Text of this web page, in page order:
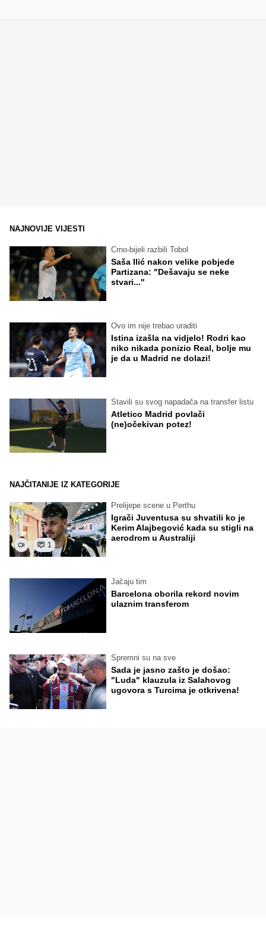
NAJNOVIJE VIJESTI
Crno-bijeli razbili Tobol
Saša Ilić nakon velike pobjede
Partizana: "Dešavaju se neke
stvari..."
Ovo im nije trebao uraditi
Istina izašla na vidjelo! Rodri kao
niko nikada ponizio Real, bolje mu
je da u Madrid ne dolazi!
Stavili su svog napadača na transfer listu
Atletico Madrid povlači
(ne)očekivan potez!
NAJČITANIJE IZ KATEGORIJE
1
Prelijepe scene u Perthu
Igrači Juventusa su shvatili ko je
Kerim Alajbegović kada su stigli na
aerodrom u Australiji
Jačaju tim
Barcelona oborila rekord novim
ulaznim transferom
Spremni su na sve
Sada je jasno zašto je došao:
"Luda" klauzula iz Salahovog
ugovora s Turcima je otkrivena!